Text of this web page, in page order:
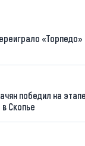
«Торпедо»
победил на
Скопье